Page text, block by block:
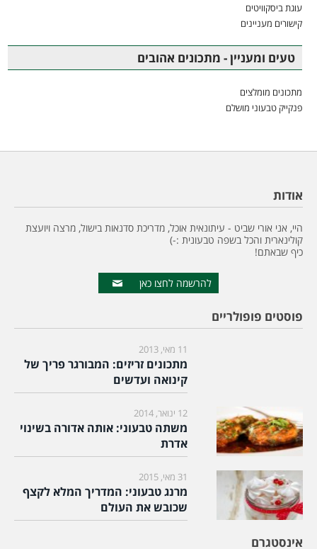
עוגת ביסקוויטים
קישורים מעניינים
טעים ומעניין - מתכונים אהובים
מתכונים מומלצים
פנקייק טבעוני מושלם
אודות
היי, אני אורי שביט - עיתונאית אוכל, מדריכת סדנאות בישול, מרצה ויועצת
קולינארית והכל בשפה טבעונית :-)
כיף שבאתם!
להרשמה לחצו כאן
פוסטים פופולריים
11 מאי, 2013
מתכונים זריזים: המבורגר פריך של
קינואה ועדשים
12 ינואר, 2014
משתה טבעוני: אותה אדורה בשינוי
אדרת
31 מאי, 2015
מרנג טבעוני: המדריך המלא לקצף
שכובש את העולם
אינסטגרם